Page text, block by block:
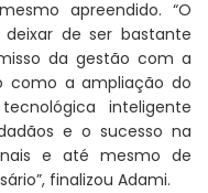
apreendido. “O
de ser bastante
da gestão com a
como a ampliação do
inteligente
e o sucesso na
e até mesmo de
finalizou Adami.